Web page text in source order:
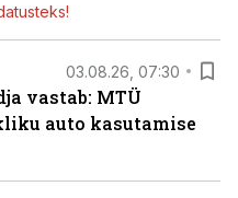
03.08.26, 07:30
vastab: MTÜ
auto kasutamise